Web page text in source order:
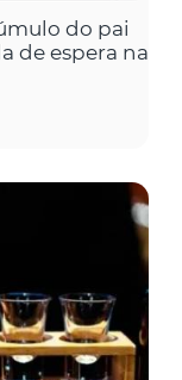
do pai
de espera na